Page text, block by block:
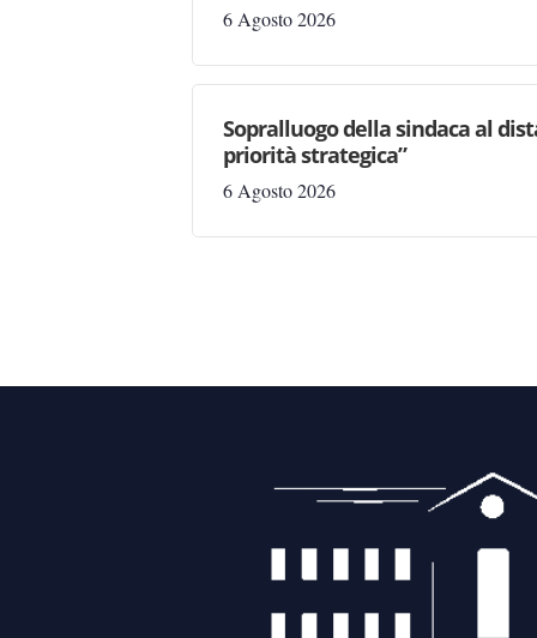
6 Agosto 2026
Sopralluogo della sindaca al
priorità strategica”
6 Agosto 2026